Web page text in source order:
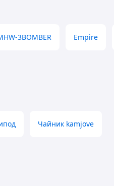
3BOMBER Empire
Чайник kamjove